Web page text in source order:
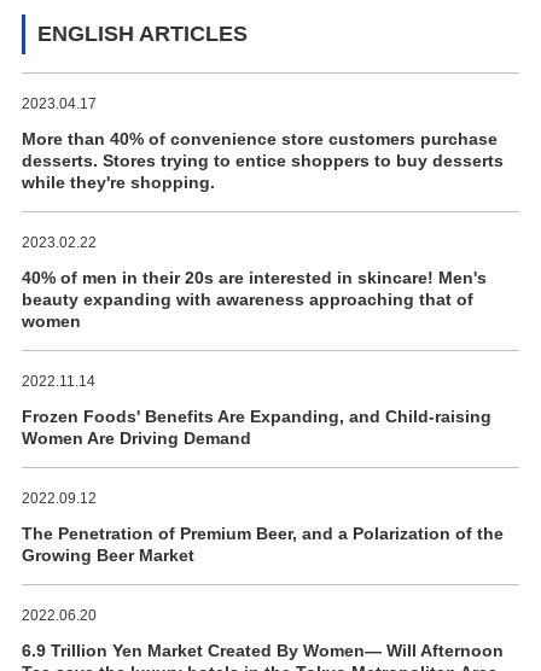
ENGLISH ARTICLES
2023.04.17
More than 40% of convenience store customers purchase
desserts. Stores trying to entice shoppers to buy desserts
while they're shopping.
2023.02.22
40% of men in their 20s are interested in skincare! Men's
beauty expanding with awareness approaching that of
women
2022.11.14
Frozen Foods' Benefits Are Expanding, and Child-raising
Women Are Driving Demand
2022.09.12
The Penetration of Premium Beer, and a Polarization of the
Growing Beer Market
2022.06.20
6.9 Trillion Yen Market Created By Women― Will Afternoon